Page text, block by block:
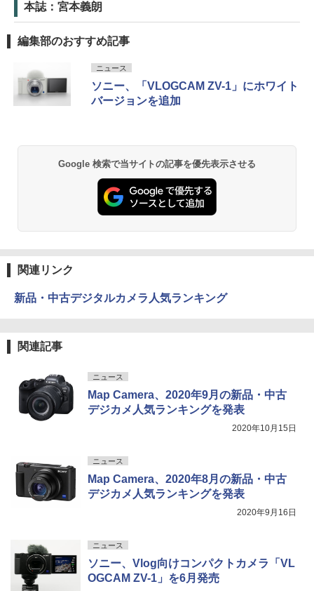
本誌：宮本義朗
編集部のおすすめ記事
ニュース
ソニー、「VLOGCAM ZV-1」にホワイト
バージョンを追加
Google 検索で当サイトの記事を優先表示させる
関連リンク
新品・中古デジタルカメラ人気ランキング
関連記事
ニュース
Map Camera、2020年9月の新品・中古
デジカメ人気ランキングを発表
2020年10月15日
ニュース
Map Camera、2020年8月の新品・中古
デジカメ人気ランキングを発表
2020年9月16日
ニュース
ソニー、Vlog向けコンパクトカメラ「VL
OGCAM ZV-1」を6月発売